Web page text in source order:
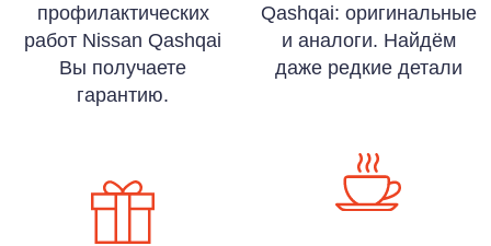
профилактических
работ Nissan Qashqai
Вы получаете
гарантию.
Qashqai: оригинальные
и аналоги. Найдём
даже редкие детали